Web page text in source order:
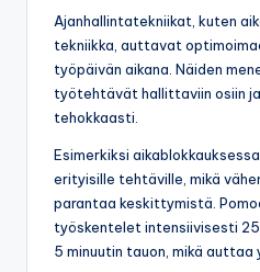
Ajanhallintatekniikat, kuten
tekniikka, auttavat
työpäivän aikana. Näiden
työtehtävät hallittaviin osiin
tehokkaasti.
Esimerkiksi
erityisille tehtäville, mikä
parantaa keskittymistä.
työskentelet intensiivisesti
5 minuutin tauon, mikä auttaa